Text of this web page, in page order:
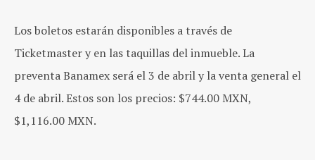
Los boletos estarán disponibles a través de
Ticketmaster y en las taquillas del inmueble. La
preventa Banamex será el 3 de abril y la venta general el
4 de abril. Estos son los precios: $744.00 MXN,
$1,116.00 MXN.